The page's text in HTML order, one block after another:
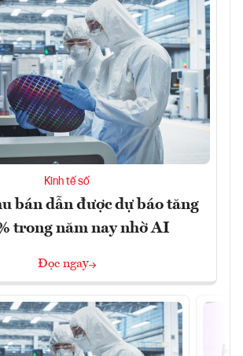
Kinh tế số
bán dẫn được dự báo tăng
trong năm nay nhờ AI
Đọc ngay